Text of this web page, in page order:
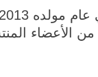
الأعضاء